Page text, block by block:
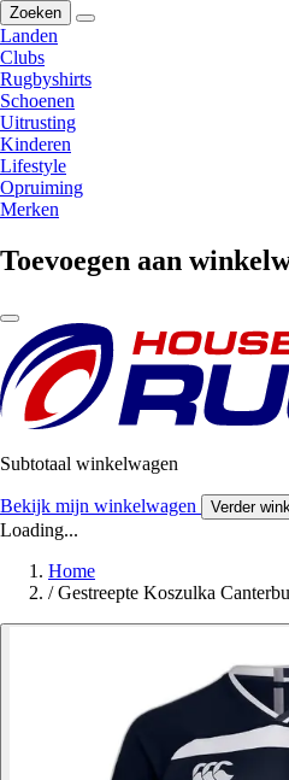
Zoeken
Landen
Clubs
Rugbyshirts
Schoenen
Uitrusting
Kinderen
Lifestyle
Opruiming
Merken
Toevoegen aan
Subtotaal winkelwagen
Bekijk mijn winkelwagen Verder
Loading...
Home
/ Gestreepte Koszulka